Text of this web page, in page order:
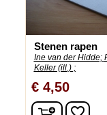
Stenen rapen
Ine van der Hidde;
Keller (ill.) ;
€ 4,50
In